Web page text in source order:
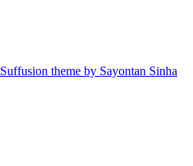
Suffusion theme by Sayontan Sinha